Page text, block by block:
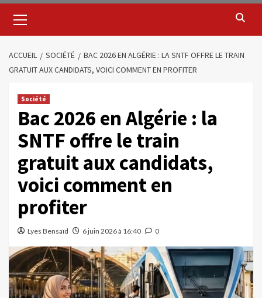
ACCUEIL SOCIÉTÉ
BAC 2026 EN ALGÉRIE : LA SNTF OFFRE LE TRAIN
GRATUIT AUX CANDIDATS, VOICI COMMENT EN PROFITER
Société
Bac 2026 en Algérie : la
SNTF offre le train
gratuit aux candidats,
voici comment en
profiter
Lyes Bensaïd 6 juin 2026 à 16:40 0